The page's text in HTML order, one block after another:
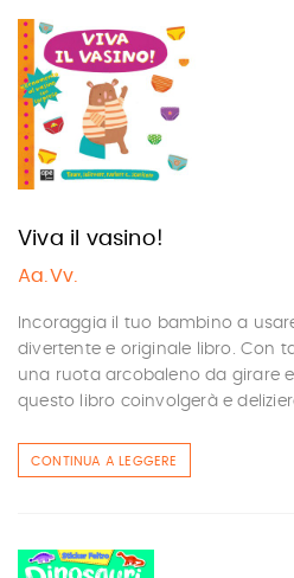
Viva il vasino!
Aa.Vv.
Incoraggia il tuo bambino a
divertente e originale libro. Con
una ruota arcobaleno da girare
questo libro coinvolgerà e
CONTINUA A LEGGERE